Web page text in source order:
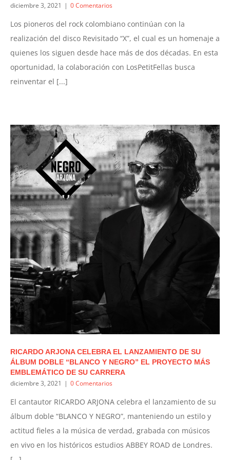
diciembre 3, 2021 | 0 Comentarios
Los pioneros del rock colombiano continúan con la
realización del disco Revisitado “X”, el cual es un homenaje a
quienes los siguen desde hace más de dos décadas. En esta
oportunidad, la colaboración con LosPetitFellas busca
reinventar el [...]
RICARDO ARJONA CELEBRA EL LANZAMIENTO DE SU
ÁLBUM DOBLE “BLANCO Y NEGRO” EL PROYECTO MÁS
EMBLEMÁTICO DE SU CARRERA
diciembre 3, 2021 | 0 Comentarios
El cantautor RICARDO ARJONA celebra el lanzamiento de su
álbum doble “BLANCO Y NEGRO”, manteniendo un estilo y
actitud fieles a la música de verdad, grabada con músicos
en vivo en los históricos estudios ABBEY ROAD de Londres.